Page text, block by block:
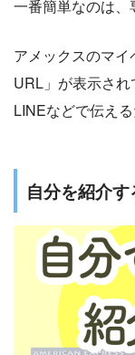
一番簡単なのは、
アメックスのマ
URL」が表示さ
LINEなどで伝え
自分を紹介